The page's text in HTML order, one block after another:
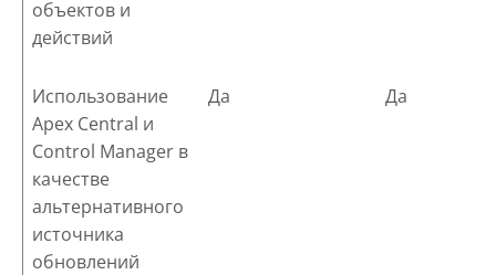
объектов и
действий
Использование
Apex Central и
Control Manager в
качестве
альтернативного
источника
обновлений
Да Да